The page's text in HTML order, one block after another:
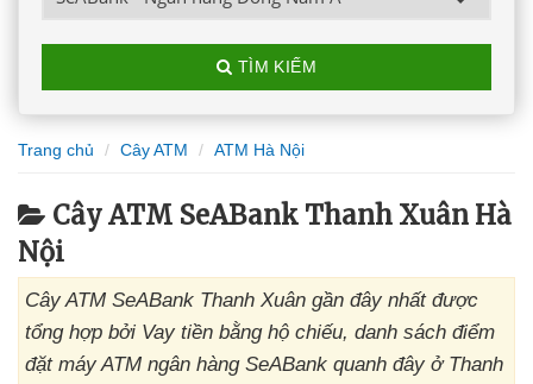
TÌM KIẾM
Trang chủ Cây ATM ATM Hà Nội
Cây ATM SeABank Thanh Xuân Hà
Nội
Cây ATM SeABank Thanh Xuân gần đây nhất được
tổng hợp bởi Vay tiền bằng hộ chiếu, danh sách điểm
đặt máy ATM ngân hàng SeABank quanh đây ở Thanh